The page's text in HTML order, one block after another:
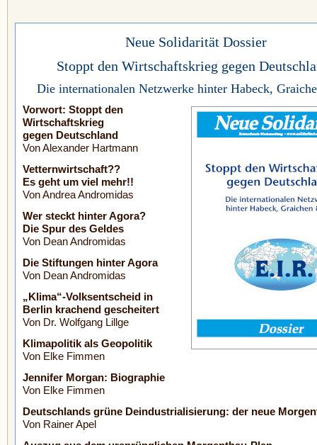
Neue Solidarität Dossier
Stoppt den Wirtschaftskrieg gegen
Die internationalen Netzwerke hinter Habeck,
Vorwort: Stoppt den
Wirtschaftskrieg
gegen Deutschland
Von Alexander Hartmann
Vetternwirtschaft??
Es geht um viel mehr!!
Von Andrea Andromidas
Wer steckt hinter Agora?
Die Spur des Geldes
Von Dean Andromidas
Die Stiftungen hinter Agora
Von Dean Andromidas
„Klima“-Volksentscheid in
Berlin krachend gescheitert
Von Dr. Wolfgang Lillge
Klimapolitik als Geopolitik
Von Elke Fimmen
Jennifer Morgan: Biographie
Von Elke Fimmen
Deutschlands grüne Deindustrialisierung: der neue
Von Rainer Apel